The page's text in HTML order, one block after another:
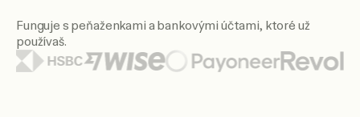
Funguje s peňaženkami a bankovými účtami, ktoré už
používaš.